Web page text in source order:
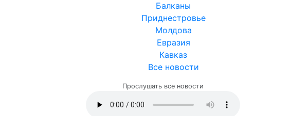
Балканы
Приднестровье
Молдова
Евразия
Кавказ
Все новости
Прослушать все новости